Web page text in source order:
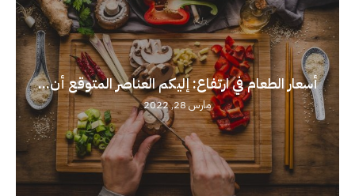
أسعار الطعام في ارتفاع: إليكم العناصر المتوقع أن...
مارس 28, 2022